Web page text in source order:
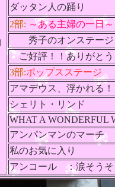
ダッタン人の踊り
2部: ～ある主婦の一日～
秀子のオンステージ
ご好評！！ありがとう
3部:ポップスステージ
アマデウス、浮かれる
シェリト・リンド
WHAT A WONDERFUL
アンパンマンのマーチ
私のお気に入り
アンコール ：涙そうそ